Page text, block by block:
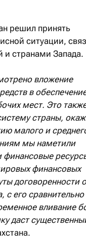
решил принять
ситуации,
и странами
вложение
в
мест. Это
страны,
малого и
мы наметили
финансовые
финансовых
договоренности о
с его сравнительно
вливание
даст